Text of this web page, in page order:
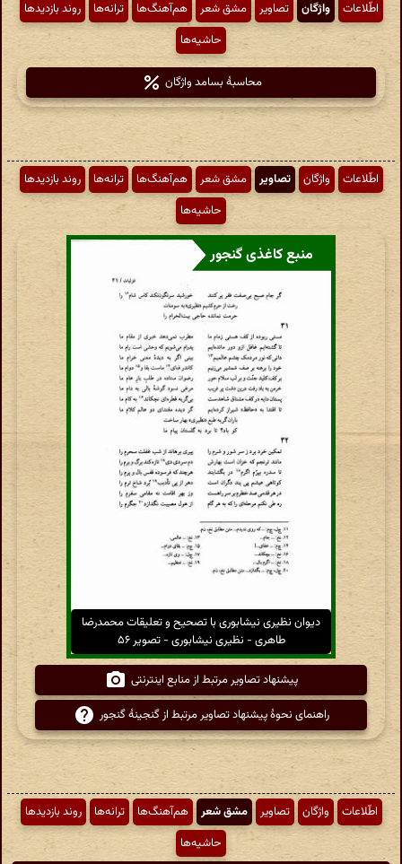
اطّلاعات واژگان تصاویر مشق شعر هم‌آهنگ‌ها ترانه‌ها
روند بازدیدها
حاشیه‌ها
محاسبهٔ بسامد واژگان
اطّلاعات واژگان تصاویر مشق شعر هم‌آهنگ‌ها ترانه‌ها
روند بازدیدها
حاشیه‌ها
منبع کاغذی گنجور
دیوان نظیری نیشابوری با تصحیح و تعلیقات محمدرضا
طاهری - نظیری نیشابوری - تصویر ۵۶
پیشنهاد تصاویر مرتبط از منابع اینترنتی
راهنمای نحوهٔ پیشنهاد تصاویر مرتبط از گنجینهٔ گنجور
اطّلاعات واژگان تصاویر مشق شعر هم‌آهنگ‌ها ترانه‌ها
روند بازدیدها
حاشیه‌ها